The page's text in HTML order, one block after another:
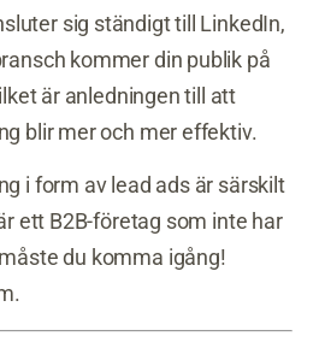
sig ständigt till LinkedIn,
kommer din publik på
är anledningen till att
blir mer och mer effektiv.
i form av lead ads är särskilt
ett B2B-företag som inte har
du komma igång!